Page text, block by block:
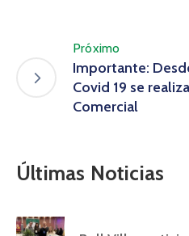
Próximo
Importante:
Covid 19 se
Comercial
Últimas Noticias